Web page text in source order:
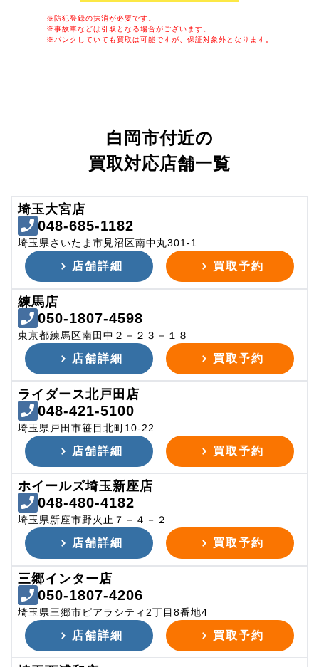
※防犯登録の抹消が必要です。
※事故車などは引取となる場合がございます。
※パンクしていても買取は可能ですが、保証対象外となります。
白岡市付近の
買取対応店舗一覧
埼玉大宮店
048-685-1182
埼玉県さいたま市見沼区南中丸301-1
店舗詳細 買取予約
練馬店
050-1807-4598
東京都練馬区南田中２－２３－１８
店舗詳細 買取予約
ライダース北戸田店
048-421-5100
埼玉県戸田市笹目北町10-22
店舗詳細 買取予約
ホイールズ埼玉新座店
048-480-4182
埼玉県新座市野火止７－４－２
店舗詳細 買取予約
三郷インター店
050-1807-4206
埼玉県三郷市ピアラシティ2丁目8番地4
店舗詳細 買取予約